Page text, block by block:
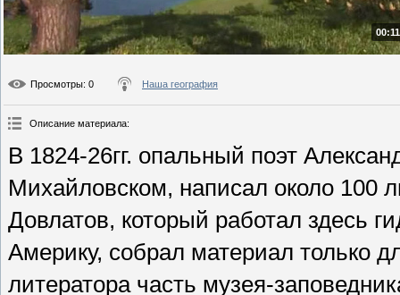
Просмотры: 0 Наша география
Описание материала:
В 1824-26гг. опальный поэт
Михайловском, написал около 100
Довлатов, который работал здесь
Америку, собрал материал только
литератора часть музея-